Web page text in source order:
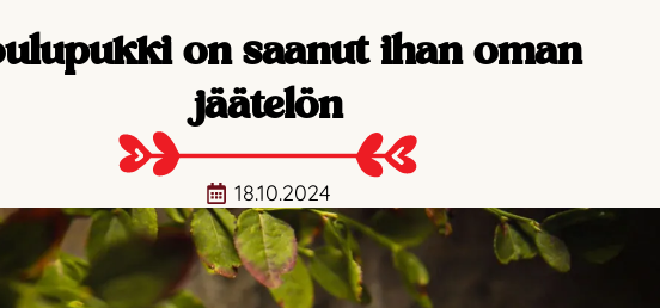
on saanut ihan oman
jäätelön
18.10.2024